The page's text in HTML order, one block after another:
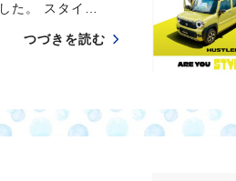
た。 スタイ…
つづきを読む